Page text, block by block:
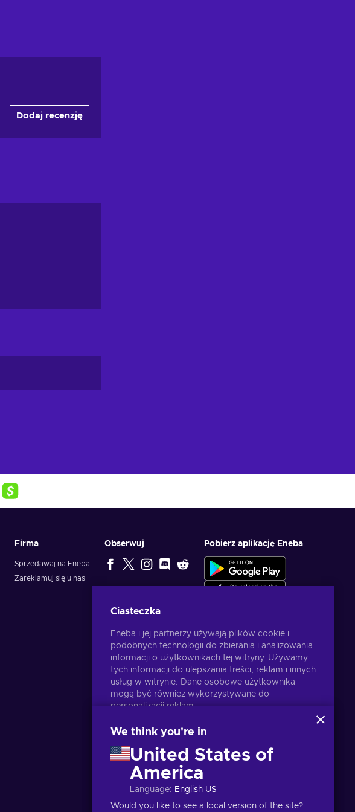
Dodaj recenzję
Firma
Sprzedawaj na Eneba
Zareklamuj się u nas
Obserwuj Pobierz aplikację Eneba
Ciasteczka
Eneba i jej partnerzy używają plików cookie i
podobnych technologii do zbierania i analizowania
informacji o użytkownikach tej witryny. Używamy
tych informacji do ulepszania treści, reklam i innych
usług w witrynie. Dane osobowe użytkownika
mogą być również wykorzystywane do
personalizacji reklam.
zgodę na korzystanie z tych technologii przez
dostosować, klikając przycisk "Dostosuj".
Więcej informacji na temat sposobu
wykorzystywania danych przez Google można
znaleźć na stronieBezpieczeństwo i prywatność
Google Business.
We think you're in
United States of
America
Language: English US
Would you like to see a local version of the site?